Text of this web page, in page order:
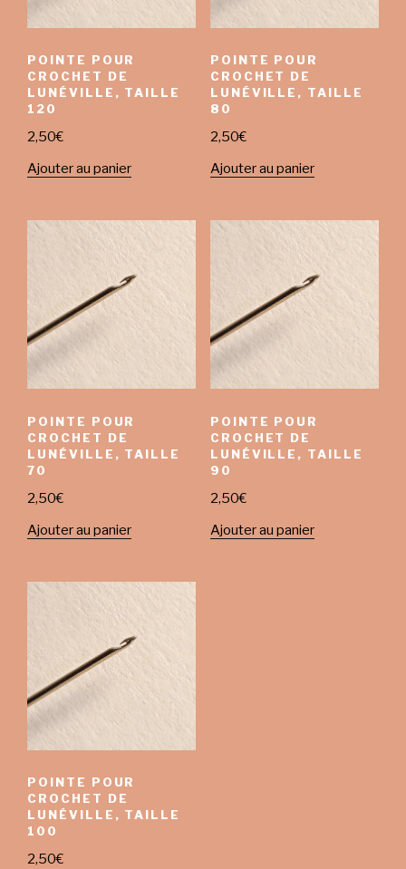
POINTE POUR
CROCHET DE
LUNÉVILLE, TAILLE
120
2,50€
Ajouter au panier
POINTE POUR
CROCHET DE
LUNÉVILLE, TAILLE
80
2,50€
Ajouter au panier
POINTE POUR
CROCHET DE
LUNÉVILLE, TAILLE
70
2,50€
Ajouter au panier
POINTE POUR
CROCHET DE
LUNÉVILLE, TAILLE
90
2,50€
Ajouter au panier
POINTE POUR
CROCHET DE
LUNÉVILLE, TAILLE
100
2,50€